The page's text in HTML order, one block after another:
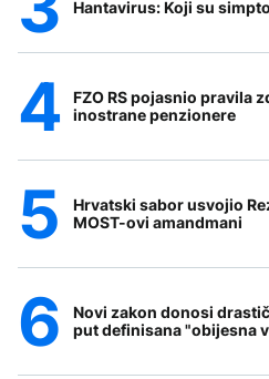
Hantavirus: Koji su
FZO RS pojasnio pravila
inostrane penzionere
Hrvatski sabor usvojio
MOST-ovi amandmani
Novi zakon donosi
put definisana "obijesna